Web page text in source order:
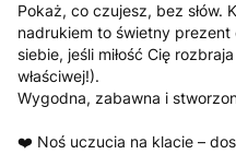
Pokaż, co czujesz, bez słów.
nadrukiem to świetny
siebie, jeśli miłość Cię
właściwej!).
Wygodna, zabawna i
❤️ Noś uczucia na klacie –